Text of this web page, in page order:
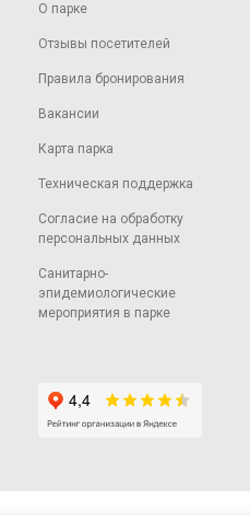
О парке
Отзывы посетителей
Правила бронирования
Вакансии
Карта парка
Техническая поддержка
Согласие на обработку
персональных данных
Санитарно-
эпидемиологические
мероприятия в парке